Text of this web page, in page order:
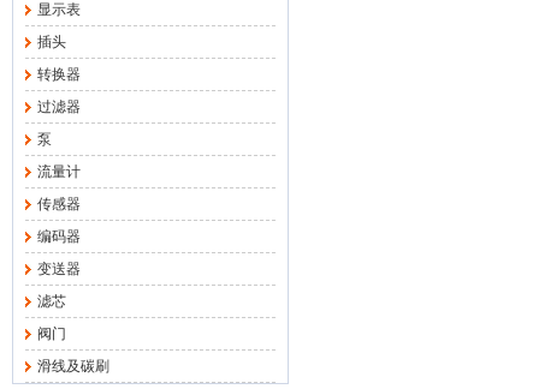
显示表
插头
转换器
过滤器
泵
流量计
传感器
编码器
变送器
滤芯
阀门
滑线及碳刷